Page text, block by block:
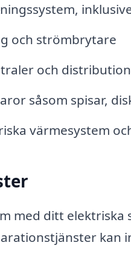
och strömbrytare
och
såsom spisar,
värmesystem
med ditt
kan